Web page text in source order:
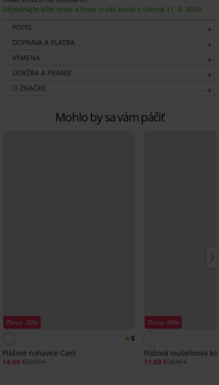
Objednajte ešte dnes a tovar u vás bude v Utorok 11. 8. 2026
POPIS
DOPRAVA A PLATBA
VÝMENA
ÚDRŽBA A PRANIE
O ZNAČKE
Mohlo by sa vám páčiť
Zľava -30%
5
Plážové nohavice Caeli
14,69 €20,99 €
Zľava -60%
Plážová mušelínová
11,60 €28,99 €